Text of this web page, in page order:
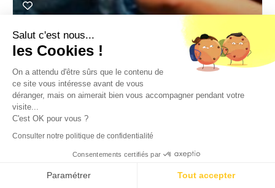
Sandrine
Les différentes étapes de vente n'ont plus de secret pour
moi. En avant!
Assistance achats et services généraux
gestion ,Assistance commerciale
Expérience 15 ans
Salut c'est nous...
les Cookies !
On a attendu d'être sûrs que le contenu de
ce site vous intéresse avant de vous
déranger, mais on aimerait bien vous accompagner pendant votre
visite...
C'est OK pour vous ?
Consulter notre politique de confidentialité
Consentements certifiés par
Paramétrer Tout accepter